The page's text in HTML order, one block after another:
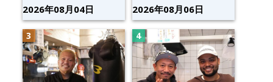
2026年08月04日 2026年08月06日